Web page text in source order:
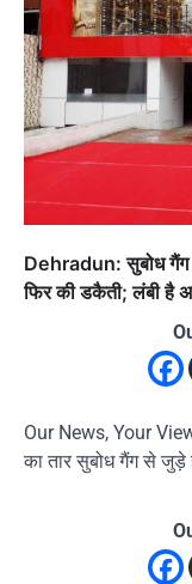
Dehradun: सुबोध गैंग
फिर की डकैती; लंबी है
Our News, Your
का तार सुबोध गैंग से